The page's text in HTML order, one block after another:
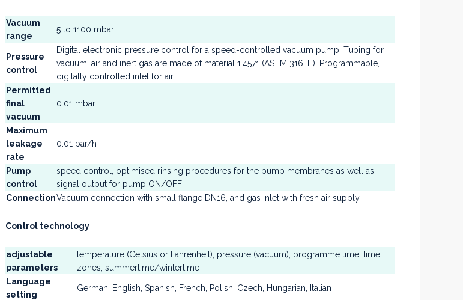
Vacuum
range
5 to 1100 mbar
Pressure
control
Digital electronic pressure control for a speed-controlled vacuum pump. Tubing for
vacuum, air and inert gas are made of material 1.4571 (ASTM 316 Ti). Programmable,
digitally controlled inlet for air.
Permitted
final
vacuum
0.01 mbar
Maximum
leakage
rate
0.01 bar/h
Pump
control
speed control, optimised rinsing procedures for the pump membranes as well as
signal output for pump ON/OFF
ConnectionVacuum connection with small flange DN16, and gas inlet with fresh air supply
Control technology
adjustable
parameters
temperature (Celsius or Fahrenheit), pressure (vacuum), programme time, time
zones, summertime/wintertime
Language
setting
German, English, Spanish, French, Polish, Czech, Hungarian, Italian